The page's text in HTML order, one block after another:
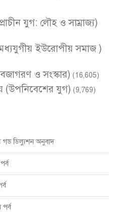
যুগ: লৌহ ও সাম্রাজ্য)
ইউরোপীয় সমাজ )
ও সংস্কার) (16,605)
(উপনিবেশের যুগ) (9,769)
গড ডিল্যুশন অনুবাদ
পর্ব